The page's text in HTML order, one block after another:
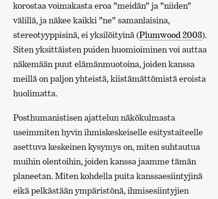
korostaa voimakasta eroa ”meidän” ja ”niiden”
välillä, ja näkee kaikki ”ne” samanlaisina,
stereotyyppisinä, ei yksilöityinä (Plumwood 2003).
Siten yksittäisten puiden huomioiminen voi auttaa
näkemään puut elämänmuotoina, joiden kanssa
meillä on paljon yhteistä, kiistämättömistä eroista
huolimatta.
Posthumanistisen ajattelun näkökulmasta
useimmiten hyvin ihmiskeskeiselle esitystaiteelle
asettuva keskeinen kysymys on, miten suhtautua
muihin olentoihin, joiden kanssa jaamme tämän
planeetan. Miten kohdella puita kanssaesiintyjinä
eikä pelkästään ympäristönä, ihmisesiintyjien